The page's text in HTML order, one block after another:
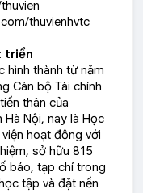
thuvienhvtc
triển
hình thành từ năm
Cán bộ Tài chính
thân của
Nội, nay là Học
hoạt động với
sở hữu 815
báo, tạp chí trong
tập và đặt nền